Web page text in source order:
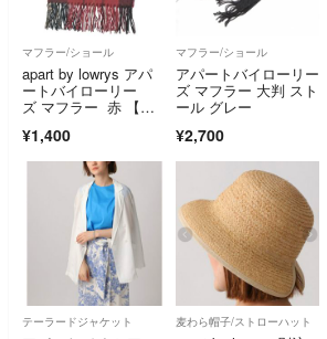
マフラー/ショール
apart by lowrys アパ
ートバイローリー
ズ マフラー 赤 【古
料】
¥1,400
マフラー/ショール
アパートバイローリー
ズ マフラー 大判 スト
ール グレー
¥2,700
テーラードジャケット 麦わら帽子/ストローハット